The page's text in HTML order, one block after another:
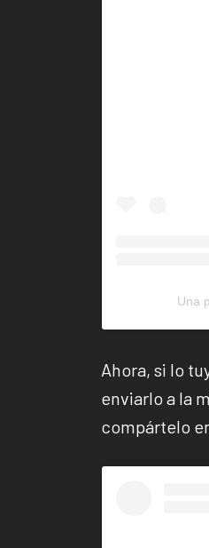
Una
Ahora, si lo
enviarlo a la
compártelo